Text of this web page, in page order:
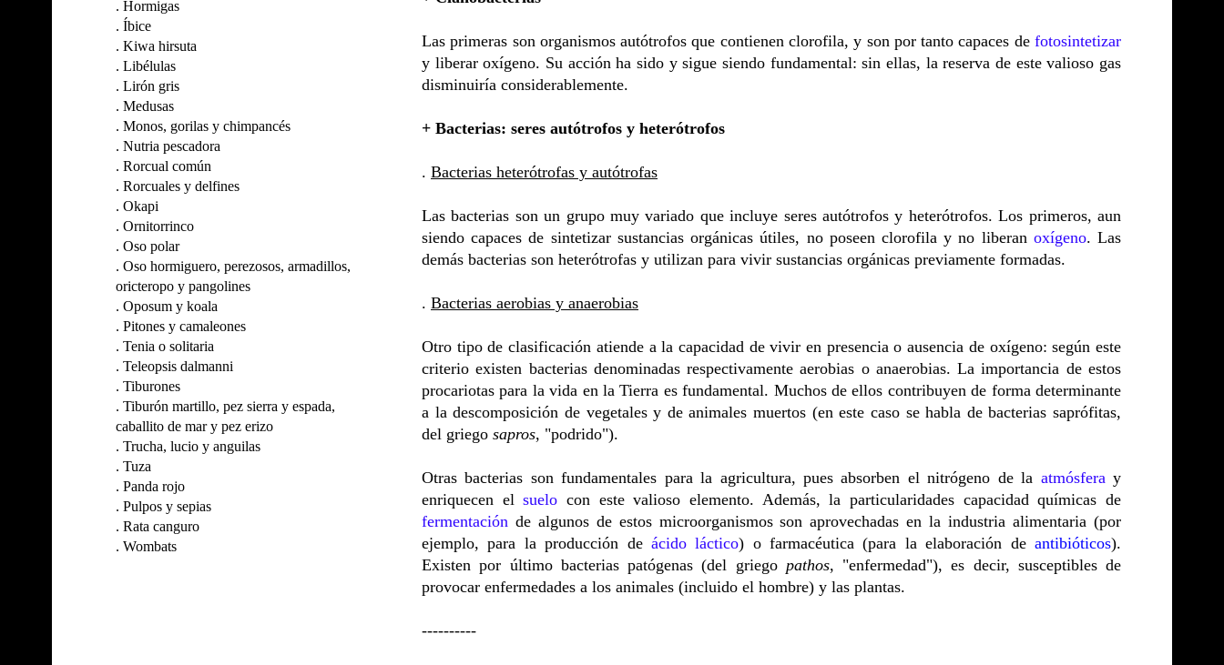
Las primeras son organismos autótrofos que contienen clorofila, y son por tanto capaces de fotosintetizar
y liberar oxígeno. Su acción ha sido y sigue siendo fundamental: sin ellas, la reserva de este valioso gas
disminuiría considerablemente.
+ Bacterias: seres autótrofos y heterótrofos
. Bacterias heterótrofas y autótrofas
Las bacterias son un grupo muy variado que incluye seres autótrofos y heterótrofos. Los primeros, aun
siendo capaces de sintetizar sustancias orgánicas útiles, no poseen clorofila y no liberan oxígeno. Las
demás bacterias son heterótrofas y utilizan para vivir sustancias orgánicas previamente formadas.
. Bacterias aerobias y anaerobias
Otro tipo de clasificación atiende a la capacidad de vivir en presencia o ausencia de oxígeno: según este
criterio existen bacterias denominadas respectivamente aerobias o anaerobias. La importancia de estos
procariotas para la vida en la Tierra es fundamental. Muchos de ellos contribuyen de forma determinante
a la descomposición de vegetales y de animales muertos (en este caso se habla de bacterias saprófitas,
del griego sapros, "podrido").
Otras bacterias son fundamentales para la agricultura, pues absorben el nitrógeno de la atmósfera y
enriquecen elsuelo con este valioso elemento. Además, la particularidades capacidad químicas de
fermentación de algunos de estos microorganismos son aprovechadas en la industria alimentaria (por
ejemplo, para la producción de ácido láctico) o farmacéutica (para la elaboración deantibióticos).
Existen por último bacterias patógenas (del griego pathos, "enfermedad"), es decir, susceptibles de
provocar enfermedades a los animales (incluido el hombre) y las plantas.
----------
. Hormigas
. Íbice
. Kiwa hirsuta
. Libélulas
. Lirón gris
. Medusas
. Monos, gorilas y chimpancés
. Nutria pescadora
. Rorcual común
. Rorcuales y delfines
. Okapi
. Ornitorrinco
. Oso polar
. Oso hormiguero, perezosos, armadillos,
oricteropo y pangolines
. Oposum y koala
. Pitones y camaleones
. Tenia o solitaria
. Teleopsis dalmanni
. Tiburones
. Tiburón martillo, pez sierra y espada,
caballito de mar y pez erizo
. Trucha, lucio y anguilas
. Tuza
. Panda rojo
. Pulpos y sepias
. Rata canguro
. Wombats